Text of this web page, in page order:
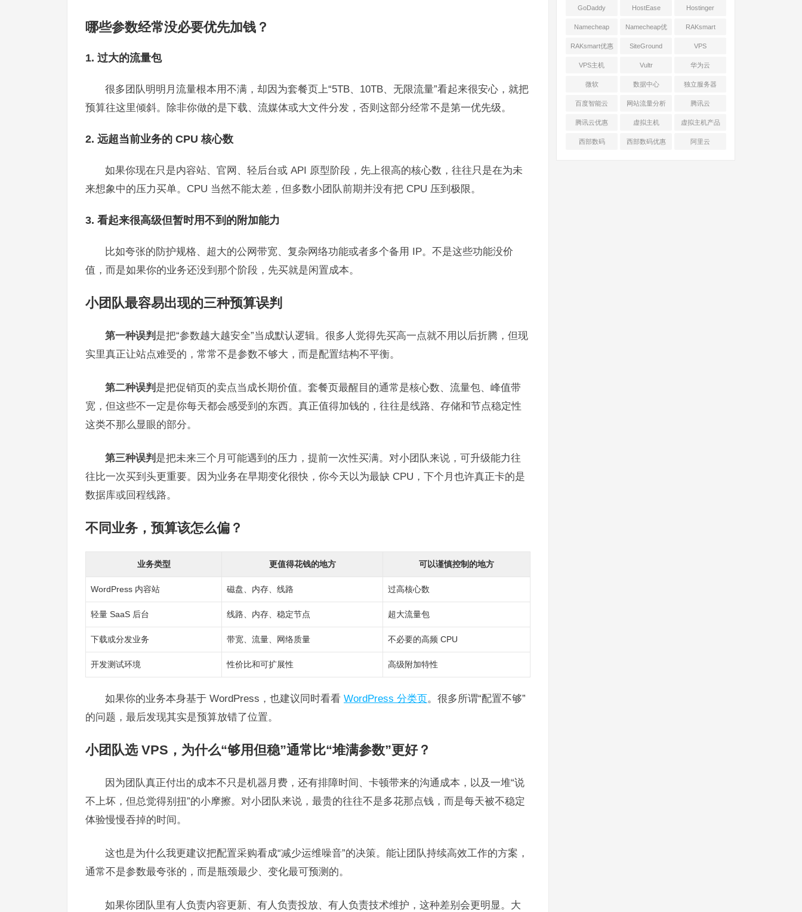
哪些参数经常没必要优先加钱？
1. 过大的流量包
很多团队明明月流量根本用不满，却因为套餐页上“5TB、10TB、无限流量”看起来很安心，就把
预算往这里倾斜。除非你做的是下载、流媒体或大文件分发，否则这部分经常不是第一优先级。
2. 远超当前业务的 CPU 核心数
如果你现在只是内容站、官网、轻后台或 API 原型阶段，先上很高的核心数，往往只是在为未
来想象中的压力买单。CPU 当然不能太差，但多数小团队前期并没有把 CPU 压到极限。
3. 看起来很高级但暂时用不到的附加能力
比如夸张的防护规格、超大的公网带宽、复杂网络功能或者多个备用 IP。不是这些功能没价
值，而是如果你的业务还没到那个阶段，先买就是闲置成本。
小团队最容易出现的三种预算误判
第一种误判 是把“参数越大越安全”当成默认逻辑。很多人觉得先买高一点就不用以后折腾，但现
实里真正让站点难受的，常常不是参数不够大，而是配置结构不平衡。
第二种误判 是把促销页的卖点当成长期价值。套餐页最醒目的通常是核心数、流量包、峰值带
宽，但这些不一定是你每天都会感受到的东西。真正值得加钱的，往往是线路、存储和节点稳定性
这类不那么显眼的部分。
第三种误判 是把未来三个月可能遇到的压力，提前一次性买满。对小团队来说，可升级能力往
往比一次买到头更重要。因为业务在早期变化很快，你今天以为最缺 CPU，下个月也许真正卡的是
数据库或回程线路。
不同业务，预算该怎么偏？
业务类型 更值得花钱的地方 可以谨慎控制的地方
WordPress 内容站 磁盘、内存、线路 过高核心数
轻量 SaaS 后台 线路、内存、稳定节点 超大流量包
下载或分发业务 带宽、流量、网络质量 不必要的高频 CPU
开发测试环境 性价比和可扩展性 高级附加特性
如果你的业务本身基于 WordPress，也建议同时看看 WordPress 分类页。很多所谓“配置不够”
的问题，最后发现其实是预算放错了位置。
小团队选 VPS，为什么“够用但稳”通常比“堆满参数”更好？
因为团队真正付出的成本不只是机器月费，还有排障时间、卡顿带来的沟通成本，以及一堆“说
不上坏，但总觉得别扭”的小摩擦。对小团队来说，最贵的往往不是多花那点钱，而是每天被不稳定
体验慢慢吞掉的时间。
这也是为什么我更建议把配置采购看成“减少运维噪音”的决策。能让团队持续高效工作的方案，
通常不是参数最夸张的，而是瓶颈最少、变化最可预测的。
如果你团队里有人负责内容更新、有人负责投放、有人负责技术维护，这种差别会更明显。大
务器
GoDaddy HostEase Hostinger
Namecheap Namecheap优
惠
RAKsmart
RAKsmart优惠 SiteGround VPS
VPS主机 Vultr 华为云
微软 数据中心 独立服务器
百度智能云 网站流量分析 腾讯云
腾讯云优惠 虚拟主机 虚拟主机产品
对比
西部数码 西部数码优惠 阿里云